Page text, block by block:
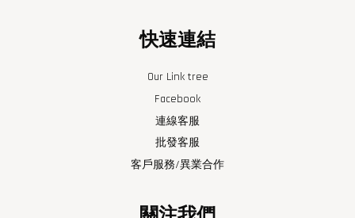
快速連結
Our Link tree
Facebook
連線客服
批發客服
客戶服務/異業合作